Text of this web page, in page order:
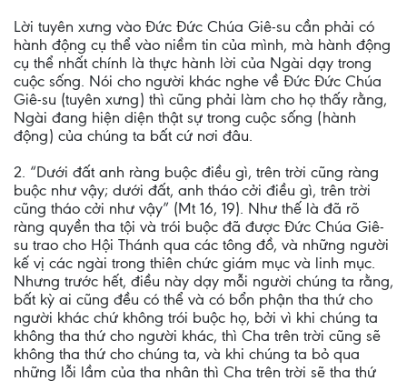
Lời tuyên xưng vào Đức Đức Chúa Giê-su cần phải có
hành động cụ thể vào niềm tin của mình, mà hành động
cụ thể nhất chính là thực hành lời của Ngài dạy trong
cuộc sống. Nói cho người khác nghe về Đức Đức Chúa
Giê-su (tuyên xưng) thì cũng phải làm cho họ thấy rằng,
Ngài đang hiện diện thật sự trong cuộc sống (hành
động) của chúng ta bất cứ nơi đâu.
2. “Dưới đất anh ràng buộc điều gì, trên trời cũng ràng
buộc như vậy; dưới đất, anh tháo cởi điều gì, trên trời
cũng tháo cởi như vậy” (Mt 16, 19). Như thế là đã rõ
ràng quyền tha tội và trói buộc đã được Đức Chúa Giê-
su trao cho Hội Thánh qua các tông đồ, và những người
kế vị các ngài trong thiên chức giám mục và linh mục.
Nhưng trước hết, điều này dạy mỗi người chúng ta rằng,
bất kỳ ai cũng đều có thể và có bổn phận tha thứ cho
người khác chứ không trói buộc họ, bởi vì khi chúng ta
không tha thứ cho người khác, thì Cha trên trời cũng sẽ
không tha thứ cho chúng ta, và khi chúng ta bỏ qua
những lỗi lầm của tha nhân thì Cha trên trời sẽ tha thứ